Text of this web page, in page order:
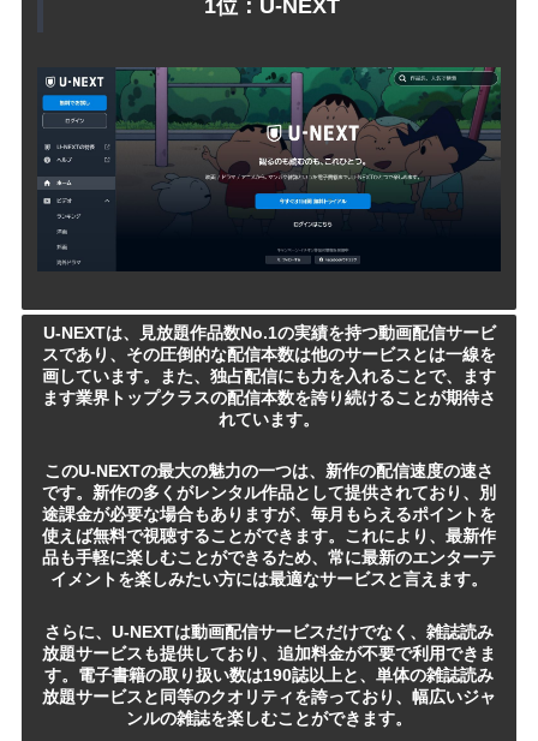
1位：U-NEXT
U-NEXTは、見放題作品数No.1の実績を持つ動画配信サービ
スであり、その圧倒的な配信本数は他のサービスとは一線を
画しています。また、独占配信にも力を入れることで、ます
ます業界トップクラスの配信本数を誇り続けることが期待さ
れています。
このU-NEXTの最大の魅力の一つは、新作の配信速度の速さ
です。新作の多くがレンタル作品として提供されており、別
途課金が必要な場合もありますが、毎月もらえるポイントを
使えば無料で視聴することができます。これにより、最新作
品も手軽に楽しむことができるため、常に最新のエンターテ
イメントを楽しみたい方には最適なサービスと言えます。
さらに、U-NEXTは動画配信サービスだけでなく、雑誌読み
放題サービスも提供しており、追加料金が不要で利用できま
す。電子書籍の取り扱い数は190誌以上と、単体の雑誌読み
放題サービスと同等のクオリティを誇っており、幅広いジャ
ンルの雑誌を楽しむことができます。